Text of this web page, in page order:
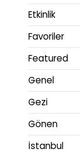
Etkinlik
Favoriler
Featured
Genel
Gezi
Gönen
İstanbul